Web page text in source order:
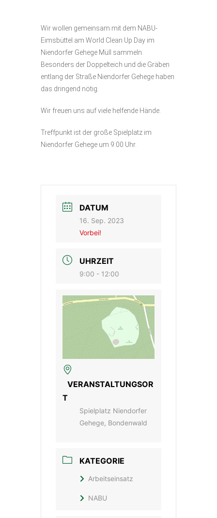
Wir wollen gemeinsam mit dem NABU-
Eimsbüttel am World Clean Up Day im
Niendorfer Gehege Müll sammeln.
Besonders der Doppelteich und die Gräben
entlang der Straße Niendorfer Gehege haben
das dringend nötig.
Wir freuen uns auf viele helfende Hände.
Treffpunkt ist der große Spielplatz im
Niendorfer Gehege um 9:00 Uhr.
DATUM
16. Sep. 2023
Vorbei!
UHRZEIT
9:00 - 12:00
VERANSTALTUNGSOR
T
Spielplatz Niendorfer
Gehege, Bondenwald
KATEGORIE
Arbeitseinsatz
NABU